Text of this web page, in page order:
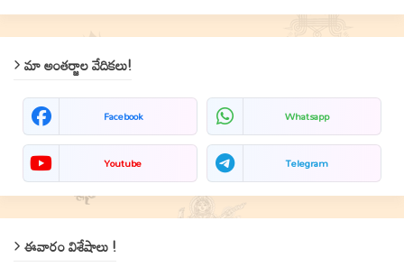
మా అంతర్జాల వేదికలు!
Facebook Whatsapp
Youtube Telegram
ఈవారం విశేషాలు !